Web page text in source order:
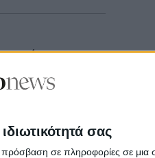
σας
πρόσβαση σε πληροφορίες σε
της να αυξήσει τον
αυτή τη
της